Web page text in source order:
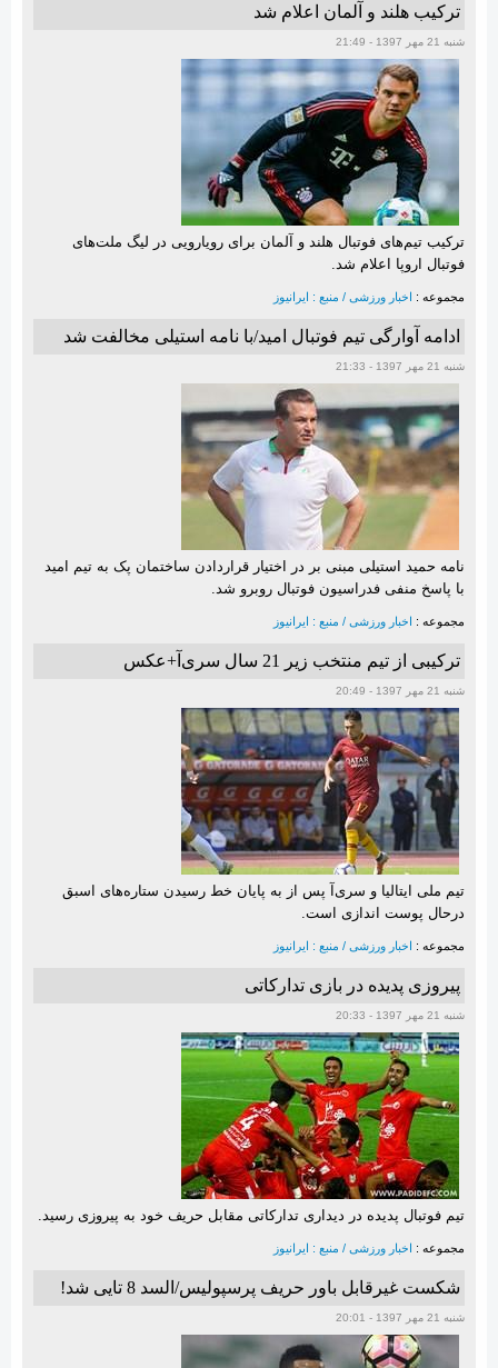
ترکیب هلند و آلمان اعلام شد
شنبه 21 مهر 1397 - 21:49
ترکیب تیم‌های فوتبال هلند و آلمان برای رویارویی در لیگ ملت‌های
فوتبال اروپا اعلام شد.
مجموعه : اخبار ورزشی / منبع : ایرانیوز
ادامه آوارگی تیم فوتبال امید/با نامه استیلی مخالفت شد
شنبه 21 مهر 1397 - 21:33
نامه حمید استیلی مبنی بر در اختیار قراردادن ساختمان پک به تیم امید
با پاسخ منفی فدراسیون فوتبال روبرو شد.
مجموعه : اخبار ورزشی / منبع : ایرانیوز
ترکیبی از تیم منتخب زیر 21 سال سری‌آ+عکس
شنبه 21 مهر 1397 - 20:49
تیم ملی ایتالیا و سری‌آ پس از به پایان خط رسیدن ستاره‌های اسبق
درحال پوست اندازی است.
مجموعه : اخبار ورزشی / منبع : ایرانیوز
پیروزی پدیده در بازی تدارکاتی
شنبه 21 مهر 1397 - 20:33
تیم فوتبال پدیده در دیداری تدارکاتی مقابل حریف خود به پیروزی رسید.
مجموعه : اخبار ورزشی / منبع : ایرانیوز
شکست غیرقابل باور حریف پرسپولیس/السد 8 تایی شد!
شنبه 21 مهر 1397 - 20:01